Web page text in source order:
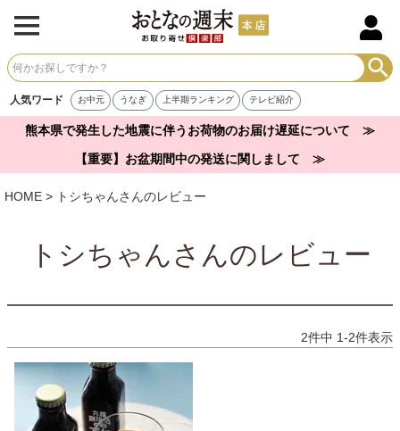
人気ワード お中元 うなぎ 上半期ランキング テレビ紹介
熊本県で発生した地震に伴うお荷物のお届け遅延について ≫
【重要】お盆期間中の発送に関しまして ≫
HOME トシちゃんさんのレビュー
トシちゃんさんのレビュー
2件中 1-2件表示